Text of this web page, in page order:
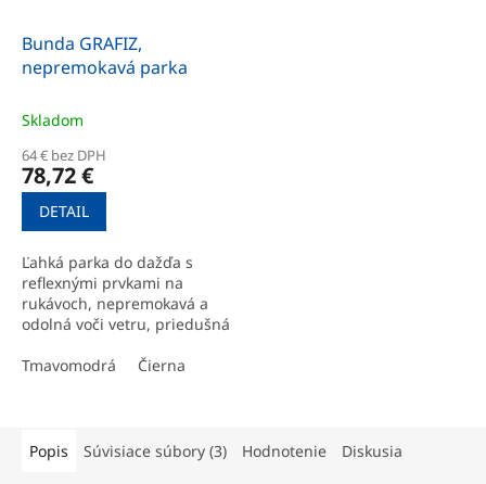
Bunda GRAFIZ,
nepremokavá parka
Skladom
64 € bez DPH
78,72 €
DETAIL
Ľahká parka do dažďa s
reflexnými prvkami na
rukávoch, nepremokavá a
odolná voči vetru, priedušná
z grafénu.
Tmavomodrá Čierna
Popis Súvisiace súbory (3) Hodnotenie Diskusia